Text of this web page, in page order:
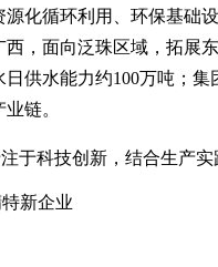
化循环利用、环保基础
，面向泛珠区域，拓展
供水能力约100万吨；
链。
于科技创新，结合生产
新企业